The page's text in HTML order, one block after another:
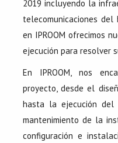
2019 incluyendo la
telecomunicaciones
en IPROOM ofrecimos
ejecución para resolver
En IPROOM, nos
proyecto, desde el
hasta la ejecución del
mantenimiento de la
configuración e